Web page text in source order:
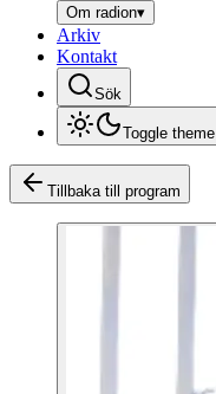
Om radion▾
Arkiv
Kontakt
Sök
Toggle theme
Tillbaka till program